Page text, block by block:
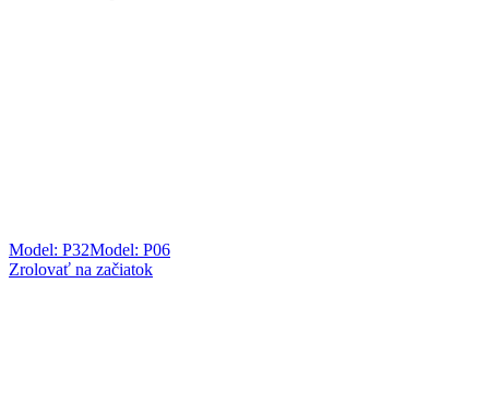
Model: P32Model: P06
Zrolovať na začiatok